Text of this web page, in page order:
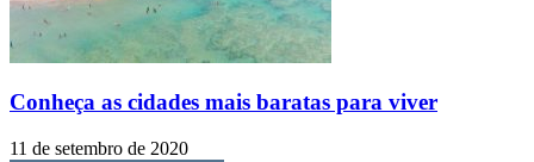
Conheça as cidades mais baratas para viver
11 de setembro de 2020